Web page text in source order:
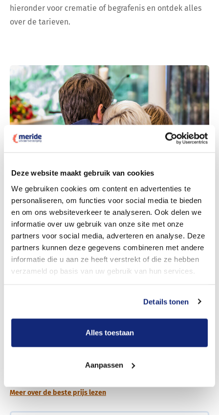
Deze website maakt gebruik van cookies
We gebruiken cookies om content en advertenties te
personaliseren, om functies voor social media te bieden
en om ons websiteverkeer te analyseren. Ook delen we
informatie over uw gebruik van onze site met onze
partners voor social media, adverteren en analyse. Deze
partners kunnen deze gegevens combineren met andere
informatie die u aan ze heeft verstrekt of die ze hebben
verzameld op basis van uw gebruik van hun services.
Details tonen
Alles toestaan
Aanpassen
hieronder voor crematie of begrafenis en ontdek alles
over de tarieven.
Dit kost een crematie
Bekijk tarieven voor crematie
Dit kost een begrafenis
Bekijk tarieven voor begrafenis
Meer over de beste prijs lezen